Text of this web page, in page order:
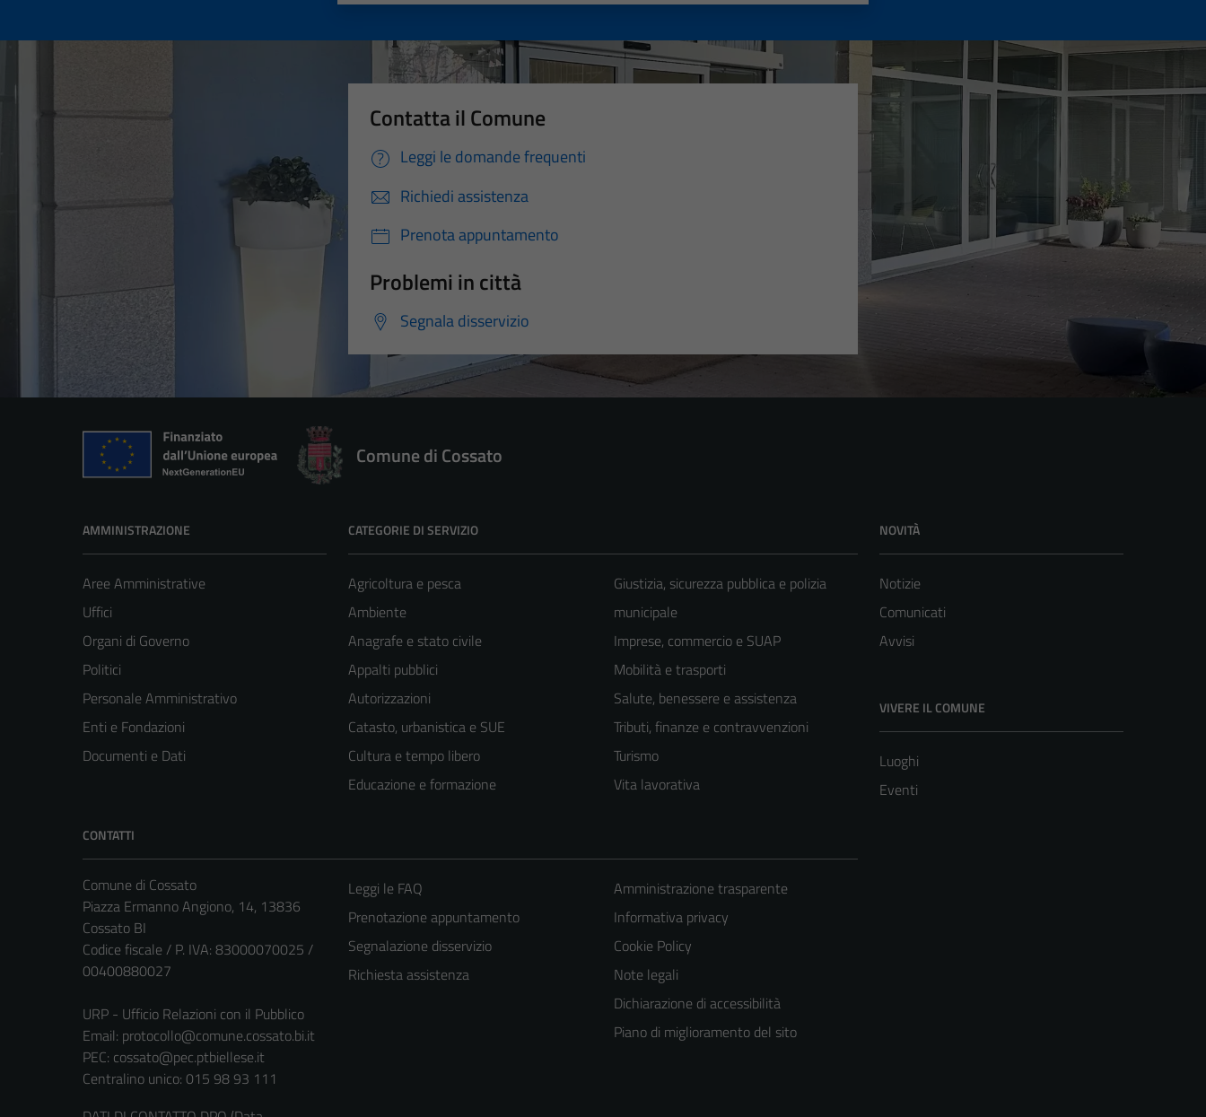
Contatta il Comune
Leggi le domande frequenti
Richiedi assistenza
Prenota appuntamento
Problemi in città
Segnala disservizio
Comune di Cossato
AMMINISTRAZIONE
Aree Amministrative
Uffici
Organi di Governo
Politici
Personale Amministrativo
Enti e Fondazioni
Documenti e Dati
CATEGORIE DI SERVIZIO
Agricoltura e pesca
Ambiente
Anagrafe e stato civile
Appalti pubblici
Autorizzazioni
Catasto, urbanistica e SUE
Cultura e tempo libero
Educazione e formazione
Giustizia, sicurezza pubblica e polizia
municipale
Imprese, commercio e SUAP
Mobilità e trasporti
Salute, benessere e assistenza
Tributi, finanze e contravvenzioni
Turismo
Vita lavorativa
NOVITÀ
Notizie
Comunicati
Avvisi
VIVERE IL COMUNE
Luoghi
Eventi
CONTATTI
Comune di Cossato
Piazza Ermanno Angiono, 14, 13836
Cossato BI
Codice fiscale / P. IVA: 83000070025 /
00400880027
URP - Ufficio Relazioni con il Pubblico
Email: protocollo@comune.cossato.bi.it
PEC: cossato@pec.ptbiellese.it
Centralino unico: 015 98 93 111
Leggi le FAQ
Prenotazione appuntamento
Segnalazione disservizio
Richiesta assistenza
Amministrazione trasparente
Informativa privacy
Cookie Policy
Note legali
Dichiarazione di accessibilità
Piano di miglioramento del sito